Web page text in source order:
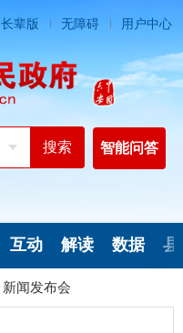
长辈版 无障碍 用户中心
智能问答
互动 解读 数据 县
新闻发布会